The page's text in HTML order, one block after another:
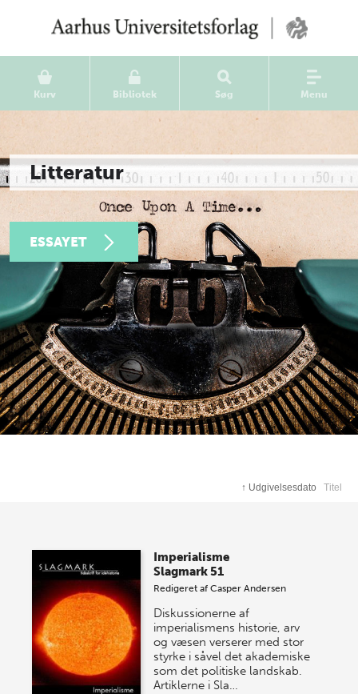
Kurv Bibliotek Søg Menu
Litteratur
ESSAYET
↑ Udgivelsesdato Titel
Imperialisme
Slagmark 51
Redigeret afCasper Andersen
Diskussionerne af
imperialismens historie, arv
og væsen verserer med stor
styrke i såvel det akademiske
som det politiske landskab.
Artiklerne i Sla…